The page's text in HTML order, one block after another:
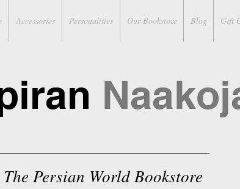
Accessories Personalities Our Bookstore Blog Gift
The Persian World Bookstore